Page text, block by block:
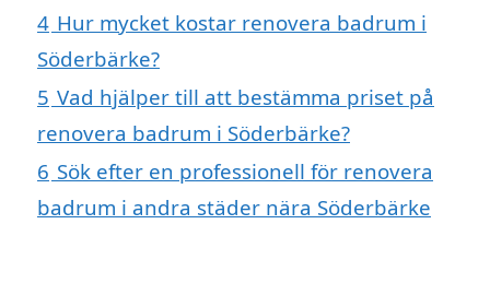
4 Hur mycket kostar renovera badrum i
Söderbärke?
5 Vad hjälper till att bestämma priset på
renovera badrum i Söderbärke?
6 Sök efter en professionell för renovera
badrum i andra städer nära Söderbärke